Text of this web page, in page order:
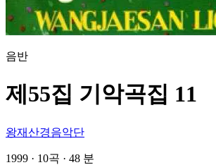
음반
제55집 기악곡집 11
왕재산경음악단
1999 · 10곡 · 48 분